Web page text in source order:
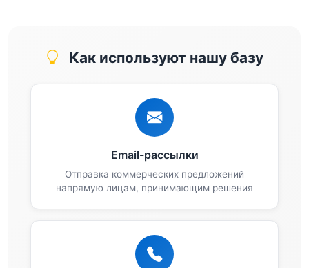
Как используют нашу базу
Email-рассылки
Отправка коммерческих предложений
напрямую лицам, принимающим решения